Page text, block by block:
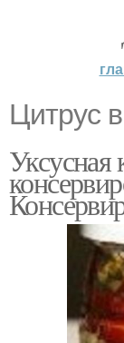
Цитрус
Уксусная